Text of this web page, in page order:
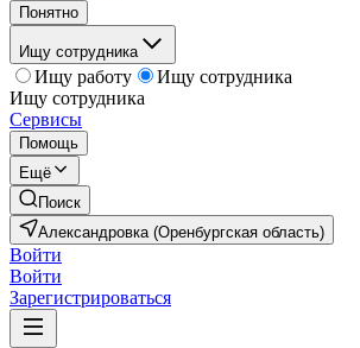
Понятно
Ищу сотрудника
Ищу работу
Ищу сотрудника
Ищу сотрудника
Сервисы
Помощь
Ещё
Поиск
Александровка (Оренбургская область)
Войти
Войти
Зарегистрироваться